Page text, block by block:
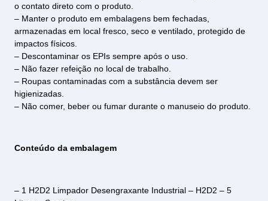
o contato direto com o produto.
– Manter o produto em embalagens bem fechadas,
armazenadas em local fresco, seco e ventilado, protegido de
impactos físicos.
– Descontaminar os EPIs sempre após o uso.
– Não fazer refeição no local de trabalho.
– Roupas contaminadas com a substância devem ser
higienizadas.
– Não comer, beber ou fumar durante o manuseio do produto.
Conteúdo da embalagem
– 1 H2D2 Limpador Desengraxante Industrial – H2D2 – 5